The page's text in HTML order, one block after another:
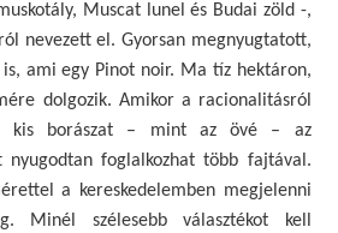
Muscat lunel és Budai zöld -,
nevezett el. Gyorsan megnyugtatott,
ami egy Pinot noir. Ma tíz hektáron,
dolgozik. Amikor a racionalitásról
kis borászat – mint az övé – az
foglalkozhat több fajtával.
a kereskedelemben megjelenni
Minél szélesebb választékot kell